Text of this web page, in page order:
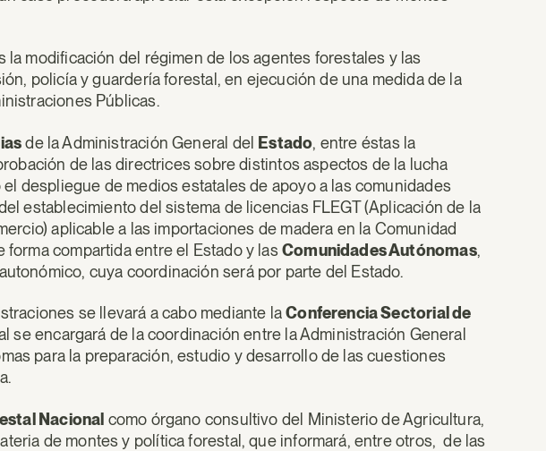
la modificación del régimen de los agentes forestales y las
policía y guardería forestal, en ejecución de una medida de la
Públicas.
de la Administración General del Estado, entre éstas la
de las directrices sobre distintos aspectos de la lucha
despliegue de medios estatales de apoyo a las comunidades
establecimiento del sistema de licencias FLEGT (Aplicación de la
aplicable a las importaciones de madera en la Comunidad
compartida entre el Estado y las Comunidades Autónomas,
cuya coordinación será por parte del Estado.
se llevará a cabo mediante laConferencia Sectorial de
se encargará de la coordinación entre la Administración General
para la preparación, estudio y desarrollo de las cuestiones
Nacional como órgano consultivo del Ministerio de Agricultura,
de montes y política forestal, que informará, entre otros, de las